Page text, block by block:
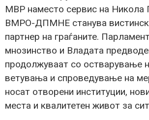
МВР наместо сервис на Никола
ВМРО-ДПМНЕ станува
партнер на граѓаните.
мнозинство и Владата
продолжуваат со остварување
ветувања и спроведување на
носат отворени институции,
места и квалитетен живот за